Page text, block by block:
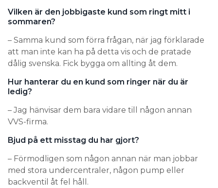
Vilken är den jobbigaste kund som ringt mitt i
sommaren?
– Samma kund som förra frågan, när jag förklarade
att man inte kan ha på detta vis och de pratade
dålig svenska. Fick bygga om allting åt dem.
Hur hanterar du en kund som ringer när du är
ledig?
– Jag hänvisar dem bara vidare till någon annan
VVS-firma.
Bjud på ett misstag du har gjort?
– Förmodligen som någon annan när man jobbar
med stora undercentraler, någon pump eller
backventil åt fel håll.